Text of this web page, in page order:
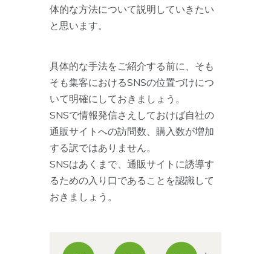
体的な方法について説明していきたい
と思います。
具体的な手法をご紹介する前に、そも
そも集客におけるSNSの位置づけにつ
いて明確にしておきましょう。
SNSで情報発信さえしておけば自社の
通販サイトへの訪問数、購入数が増加
する訳ではありません。
SNSはあくまで、通販サイトに誘導す
るための入り口であることを認識して
おきましょう。